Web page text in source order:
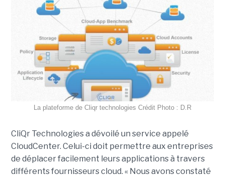
La plateforme de Cliqr technologies Crédit Photo : D.R
CliQr Technologies a dévoilé un service appelé
CloudCenter. Celui-ci doit permettre aux entreprises
de déplacer facilement leurs applications à travers
différents fournisseurs cloud. « Nous avons constaté